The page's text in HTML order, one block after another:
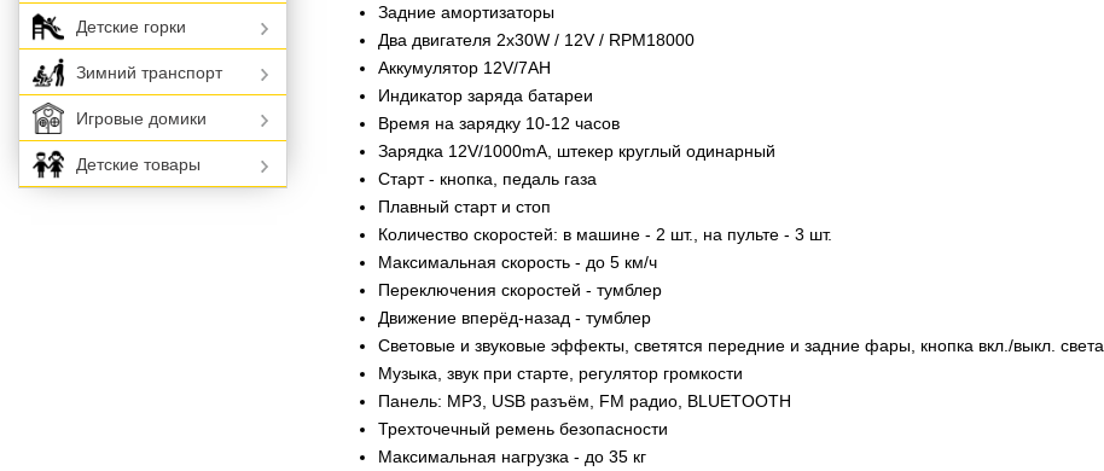
Задние амортизаторы
Два двигателя 2х30W / 12V / RPM18000
Аккумулятор 12V/7AH
Индикатор заряда батареи
Время на зарядку 10-12 часов
Зарядка 12V/1000mA, штекер круглый одинарный
Старт - кнопка, педаль газа
Плавный старт и стоп
Количество скоростей: в машине - 2 шт., на пульте - 3 шт.
Максимальная скорость - до 5 км/ч
Переключения скоростей - тумблер
Движение вперёд-назад - тумблер
Световые и звуковые эффекты, светятся передние и задние фары, кнопка вкл./выкл. света
Музыка, звук при старте, регулятор громкости
Панель: MP3, USB разъём, FM радио, BLUETOOTH
Трехточечный ремень безопасности
Максимальная нагрузка - до 35 кг
Детские горки
Зимний транспорт
Игровые домики
Детские товары